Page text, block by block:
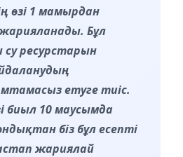
өзі 1 мамырдан
Бұл
ресурстарын
етуге тиіс.
биыл 10 маусымда
біз бұл есепті
жариялай